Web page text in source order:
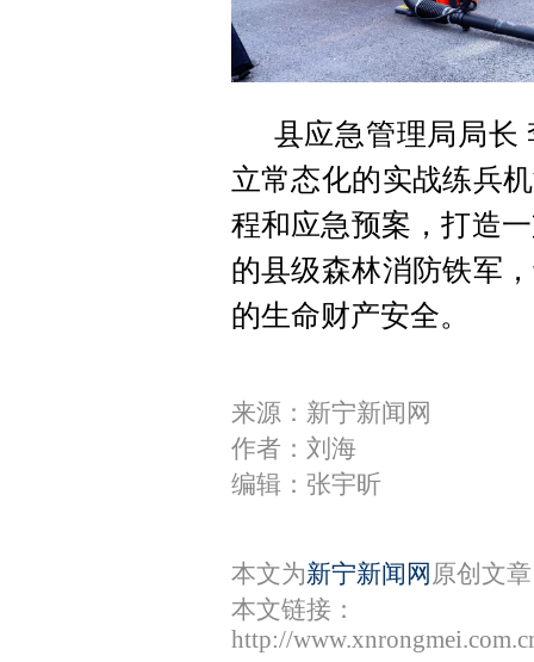
县应急管理局局长
立常态化的实战练兵
程和应急预案，打造
的县级森林消防铁军
的生命财产安全。
来源：新宁新闻网
作者：刘海
编辑：张宇昕
本文为新宁新闻网 原创文
本文链接：
http://